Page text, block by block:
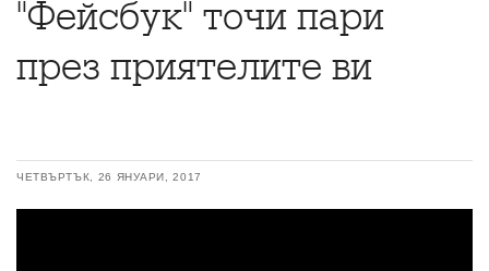
"Фейсбук" точи пари
през приятелите ви
ЧЕТВЪРТЪК, 26 ЯНУАРИ, 2017